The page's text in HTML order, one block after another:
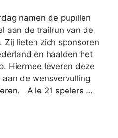
namen de pupillen
aan de trailrun van de
Zij lieten zich sponsoren
en haalden het
Hiermee leveren deze
de wensvervulling
Alle 21 spelers …